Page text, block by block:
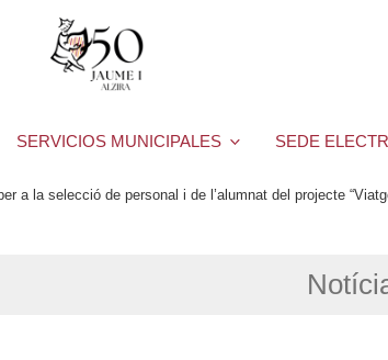
SERVICIOS MUNICIPALES SEDE
a la selecció de personal i de l’alumnat del projecte